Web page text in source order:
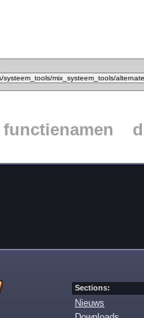
functienamen
Sections:
Nieuws